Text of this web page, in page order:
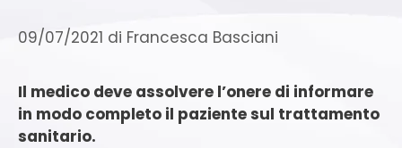
09/07/2021 di Francesca Basciani
Il medico deve assolvere l’onere di informare
in modo completo il paziente sul trattamento
sanitario.